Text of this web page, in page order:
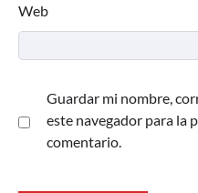
Web
Guardar mi nombre,
este navegador para la
comentario.